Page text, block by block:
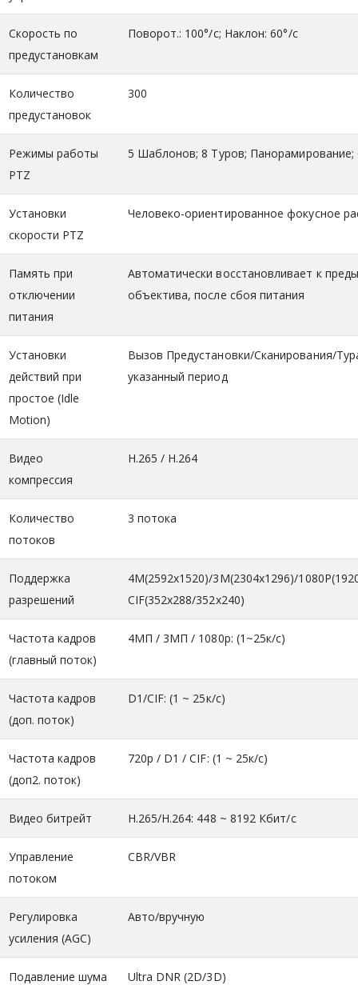
Скорость по
предустановкам
Поворот.: 100°/с; Наклон: 60°/с
Количество
предустановок
300
Режимы работы
PTZ
5 Шаблонов; 8 Туров; Панорамирование;
Установки
скорости PTZ
Человеко-ориентированное фокусное
Память при
отключении
питания
Автоматически восстановливает к
объектива, после сбоя питания
Установки
действий при
простое (Idle
Motion)
Вызов Предустановки/Сканирования/
указанный период
Видео
компрессия
H.265 / H.264
Количество
потоков
3 потока
Поддержка
разрешений
4M(2592х1520)/3M(2304х1296)/
CIF(352х288/352х240)
Частота кадров
(главный поток)
4МП / 3МП / 1080p: (1~25к/с)
Частота кадров
(доп. поток)
D1/CIF: (1 ~ 25к/с)
Частота кадров
(доп2. поток)
720р / D1 / CIF: (1 ~ 25к/с)
Видео битрейт H.265/H.264: 448 ~ 8192 Кбит/с
Управление
потоком
CBR/VBR
Регулировка
усиления (AGC)
Авто/вручную
Подавление шума
Ultra DNR (2D/3D)